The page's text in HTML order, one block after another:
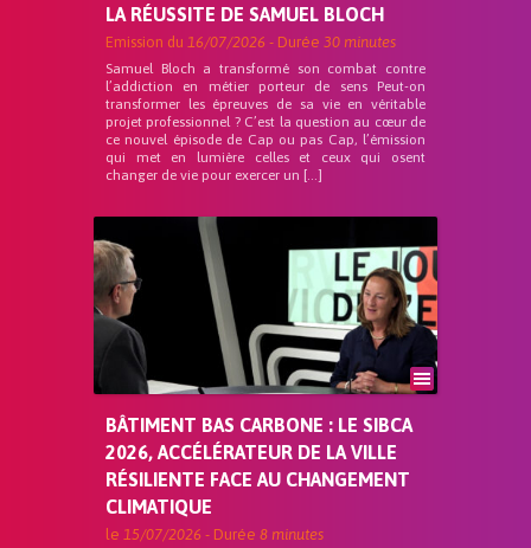
LA RÉUSSITE DE SAMUEL BLOCH
Emission du 16/07/2026 - Durée 30 minutes
Samuel Bloch a transformé son combat contre
l’addiction en métier porteur de sens Peut-on
transformer les épreuves de sa vie en véritable
projet professionnel ? C’est la question au cœur de
ce nouvel épisode de Cap ou pas Cap, l’émission
qui met en lumière celles et ceux qui osent
changer de vie pour exercer un […]
BÂTIMENT BAS CARBONE : LE SIBCA
2026, ACCÉLÉRATEUR DE LA VILLE
RÉSILIENTE FACE AU CHANGEMENT
CLIMATIQUE
le 15/07/2026 - Durée 8 minutes